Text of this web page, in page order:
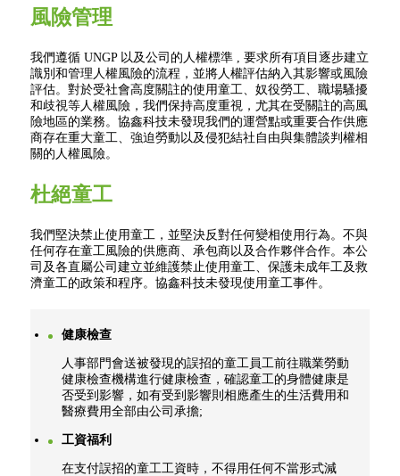
風險管理
我們遵循 UNGP 以及公司的人權標準 , 要求所有項目逐步建立
識別和管理人權風險的流程，並將人權評估納入其影響或風險
評估。對於受社會高度關註的使用童工、奴役勞工、職場騷擾
和歧視等人權風險，我們保持高度重視，尤其在受關註的高風
險地區的業務。協鑫科技未發現我們的運營點或重要合作供應
商存在重大童工、強迫勞動以及侵犯結社自由與集體談判權相
關的人權風險。
杜絕童工
我們堅決禁止使用童工，並堅決反對任何變相使用行為。不與
任何存在童工風險的供應商、承包商以及合作夥伴合作。本公
司及各直屬公司建立並維護禁止使用童工、保護未成年工及救
濟童工的政策和程序。協鑫科技未發現使用童工事件。
健康檢查
人事部門會送被發現的誤招的童工員工前往職業勞動
健康檢查機構進行健康檢查，確認童工的身體健康是
否受到影響，如有受到影響則相應產生的生活費用和
醫療費用全部由公司承擔;
工資福利
在支付誤招的童工工資時，不得用任何不當形式減